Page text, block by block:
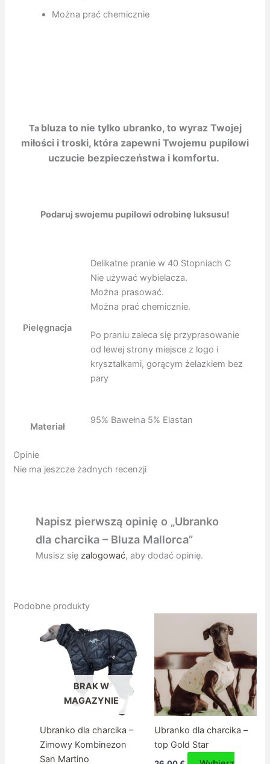
Można prać chemicznie
Ta bluza to nie tylko ubranko, to wyraz Twojej
miłości i troski, która zapewni Twojemu pupilowi
uczucie bezpieczeństwa i komfortu.
Podaruj swojemu pupilowi odrobinę luksusu!
Pielęgnacja
Delikatne pranie w 40 Stopniach C
Nie używać wybielacza.
Można prasować.
Można prać chemicznie.
Po praniu zaleca się przyprasowanie
od lewej strony miejsce z logo i
kryształkami, gorącym żelazkiem bez
pary
Materiał
95% Bawełna 5% Elastan
Opinie
Nie ma jeszcze żadnych recenzji
Napisz pierwszą opinię o „Ubranko
dla charcika – Bluza Mallorca”
Musisz się zalogować, aby dodać opinię.
Podobne produkty
BRAK W
MAGAZYNIE
Ubranko dla charcika –
Zimowy Kombinezon
San Martino
Ubranko dla charcika –
top Gold Star